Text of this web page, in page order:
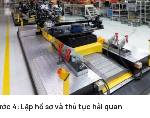
4: Lập hồ sơ và thủ tục hải quan